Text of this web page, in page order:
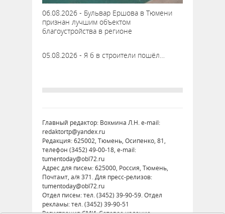
06.08.2026 - Бульвар Ершова в Тюмени
признан лучшим объектом
благоустройства в регионе
05.08.2026 - Я б в строители пошёл…
Главный редактор: Вохмина Л.Н. e-mail:
redaktortp@yandex.ru
Редакция: 625002, Тюмень, Осипенко, 81,
телефон (3452) 49-00-18, e-mail:
tumentoday@obl72.ru
Адрес для писем: 625000, Россия, Тюмень,
Почтамт, а/я 371. Для пресс-релизов:
tumentoday@obl72.ru
Отдел писем: тел. (3452) 39-90-59. Отдел
рекламы: тел. (3452) 39-90-51